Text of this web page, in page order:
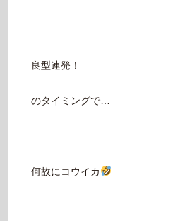
良型連発！
のタイミングで…
何故にコウイカ